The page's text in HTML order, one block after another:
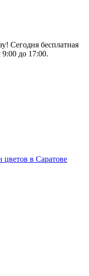
Сегодня бесплатная
9:00 до 17:00.
в Саратове